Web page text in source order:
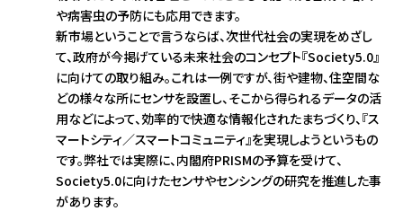
や病害虫の予防にも応用できます。
新市場ということで言うならば、次世代社会の実現をめざし
て、政府が今掲げている未来社会のコンセプト『Society5.0』
に向けての取り組み。これは一例ですが、街や建物、住空間な
どの様々な所にセンサを設置し、そこから得られるデータの活
用などによって、効率的で快適な情報化されたまちづくり、『ス
マートシティ／スマートコミュニティ』を実現しようというもの
です。弊社では実際に、内閣府PRISMの予算を受けて、
Society5.0に向けたセンサやセンシングの研究を推進した事
があります。